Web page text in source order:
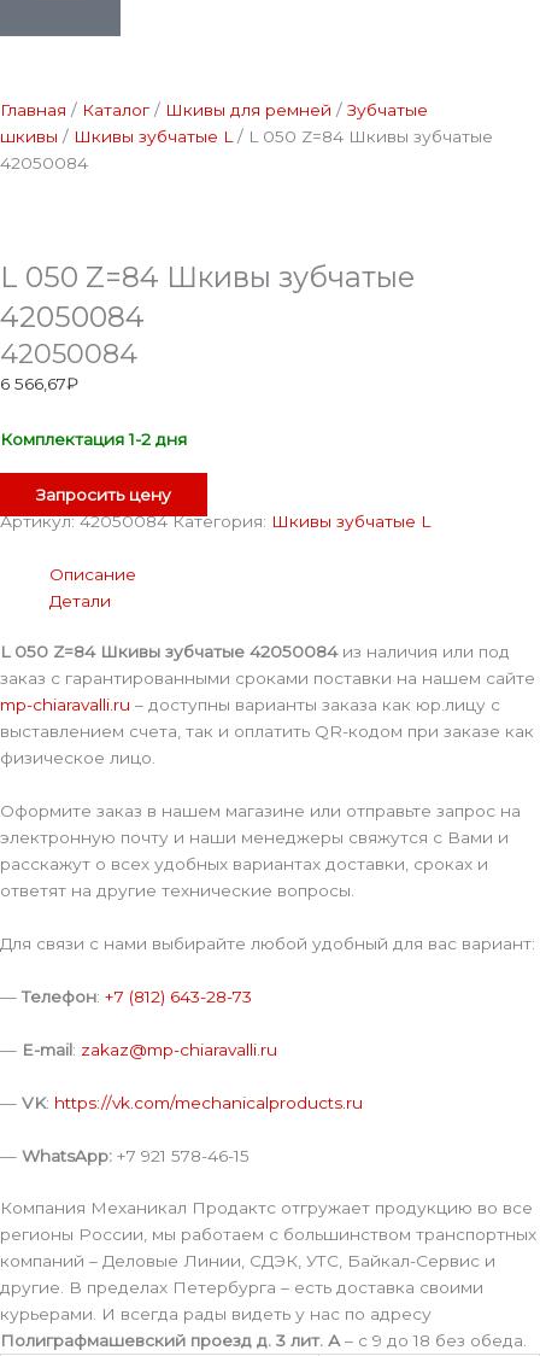
Главная / Каталог / Шкивы для ремней / Зубчатые
шкивы / Шкивы зубчатые L / L 050 Z=84 Шкивы зубчатые
42050084
L 050 Z=84 Шкивы зубчатые
42050084
42050084
6 566,67₽
Комплектация 1-2 дня
Запросить цену
Артикул:42050084Категория: Шкивы зубчатые L
Описание
Детали
L 050 Z=84 Шкивы зубчатые 42050084из наличия или под
заказ с гарантированными сроками поставки на нашем сайте
mp-chiaravalli.ru – доступны варианты заказа как юр.лицу с
выставлением счета, так и оплатить QR-кодом при заказе как
физическое лицо.
Оформите заказ в нашем магазине или отправьте запрос на
электронную почту и наши менеджеры свяжутся с Вами и
расскажут о всех удобных вариантах доставки, сроках и
ответят на другие технические вопросы.
Для связи с нами выбирайте любой удобный для вас вариант:
—Телефон: +7 (812) 643-28-73
— E-mail: zakaz@mp-chiaravalli.ru
— VK: https://vk.com/mechanicalproducts.ru
— WhatsApp: +7 921 578-46-15
Компания Механикал Продактс отгружает продукцию во все
регионы России, мы работаем с большинством транспортных
компаний – Деловые Линии, СДЭК, УТС, Байкал-Сервис и
другие. В пределах Петербурга – есть доставка своими
курьерами. И всегда рады видеть у нас по адресу
Полиграфмашевский проезд д. 3 лит. А– с 9 до 18 без обеда.